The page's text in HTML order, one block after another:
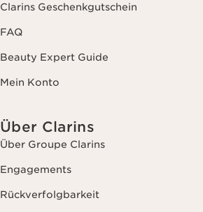
Clarins Geschenkgutschein
FAQ
Beauty Expert Guide
Mein Konto
Über Clarins
Über Groupe Clarins
Engagements
Rückverfolgbarkeit